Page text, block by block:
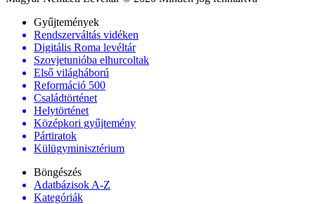
Gyűjtemények
Rendszerváltás vidéken
Digitális Roma levéltár
Szovjetunióba elhurcoltak
Első világháború
Reformáció 500
Családtörténet
Helytörténet
Középkori gyűjtemény
Pártiratok
Külügyminisztérium
Böngészés
Adatbázisok A-Z
Kategóriák